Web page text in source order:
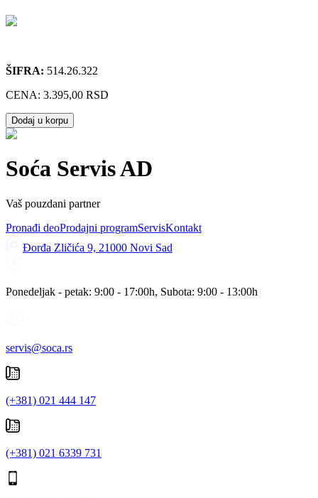
ŠIFRA: 514.26.322
CENA: 3.395,00 RSD
Dodaj u korpu
Soća Servis AD
Vaš pouzdani partner
Pronađi deoProdajni programServisKontakt
Đorđa Zličića 9, 21000 Novi Sad
Ponedeljak - petak: 9:00 - 17:00h, Subota: 9:00 - 13:00h
servis@soca.rs
(+381) 021 444 147
(+381) 021 6339 731